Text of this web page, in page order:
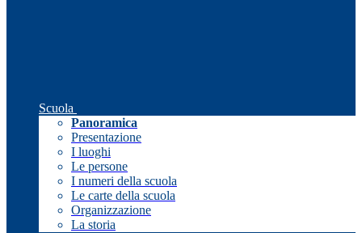
Scuola
Panoramica
Presentazione
I luoghi
Le persone
I numeri della scuola
Le carte della scuola
Organizzazione
La storia